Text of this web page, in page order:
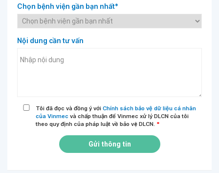
Chọn bệnh viện gần bạn nhất*
Nội dung cần tư vấn
Tôi đã đọc và đồng ý với Chính sách bảo vệ dữ liệu cá nhân
của Vinmec và chấp thuận để Vinmec xử lý DLCN của tôi
theo quy định của pháp luật về bảo vệ DLCN. *
Gửi thông tin